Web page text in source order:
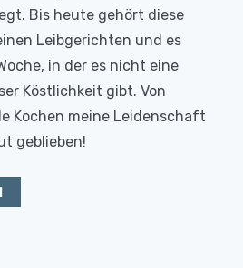
Bis heute gehört diese
Leibgerichten und es
in der es nicht eine
Köstlichkeit gibt. Von
Kochen meine Leidenschaft
geblieben!